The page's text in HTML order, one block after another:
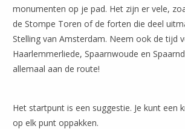
monumenten op je pad. Het zijn er vele,
de Stompe Toren of de forten die deel
Stelling van Amsterdam. Neem ook de tijd
Haarlemmerliede, Spaarnwoude en
allemaal aan de route!
Het startpunt is een suggestie. Je kunt een
op elk punt oppakken.